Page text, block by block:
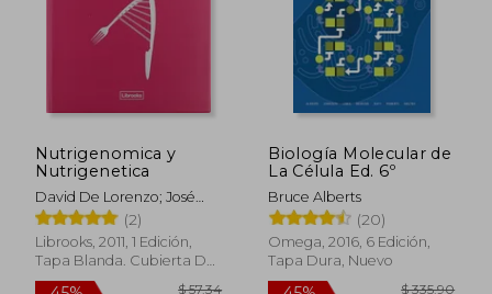
Nutrigenomica y
Nutrigenetica
David De Lorenzo; José
Serrano; Manuel Portero
Otín; Reinald Pamplona
(2)
Librooks, 2011, 1 Edición,
Tapa Blanda. Cubierta De
Pl&Aa, Nuevo
Biología Molecular de
La Célula Ed. 6º
Bruce Alberts
(20)
Omega, 2016, 6 Edición,
Tapa Dura, Nuevo